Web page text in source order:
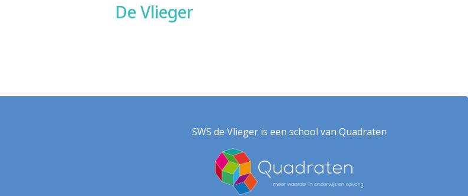
De Vlieger
SWS de Vlieger is een school van Quadraten